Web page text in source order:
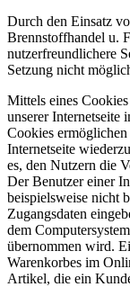
Durch den Einsatz
Brennstoffhandel u.
nutzerfreundlichere
Setzung nicht
Mittels eines
unserer Internetseite
Cookies
Internetseite
es, den Nutzern die
Der Benutzer einer
beispielsweise nicht
Zugangsdaten
dem
übernommen wird.
Warenkorbes im
Artikel, die ein